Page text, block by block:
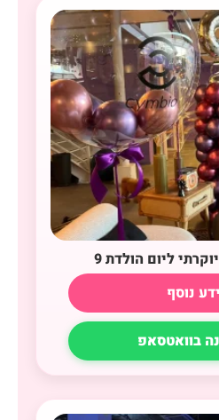
ליום הולדת 9
נוסף
בוואטסאפ